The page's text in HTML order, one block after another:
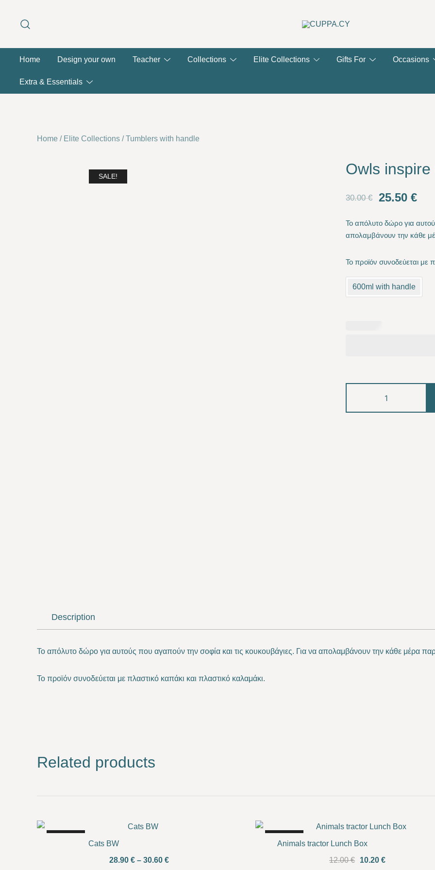
content
Home Design your own Teacher Collections Elite Collections Gifts For Occasions
Extra & Essentials
Home / Elite Collections /Tumblers with handle
SALE! Owls inspire
30.00€
Original
was:
25.50 €
is:
Το απόλυτο δώρο για
απολαμβάνουν την κάθε
Το προϊόν συνοδεύεται με
600ml with handle
inspire
us
Description
Το απόλυτο δώρο για αυτούς που αγαπούν την σοφία και τις κουκουβάγιες. Για να απολαμβάνουν την κάθε μέρα
Το προϊόν συνοδεύεται με πλαστικό καπάκι και πλαστικό καλαμάκι.
Related products
Cats BW
28.90 € – 30.60 €Price
Animals tractor Lunch Box
12.00€
Original
10.20 €Current